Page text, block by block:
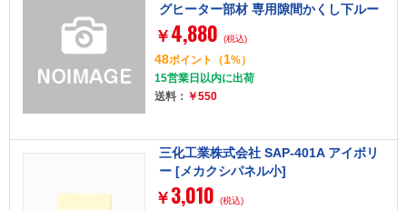
グヒーター部材 専用隙間かくし下ルー
バー(ビルトイン型専用)]
￥ 4,880 (税込)
48ポイント （1%）
15営業日以内に出荷
送料： ￥550
三化工業株式会社 SAP-401A アイボリ
ー [メカクシパネル小]
￥ 3,010 (税込)